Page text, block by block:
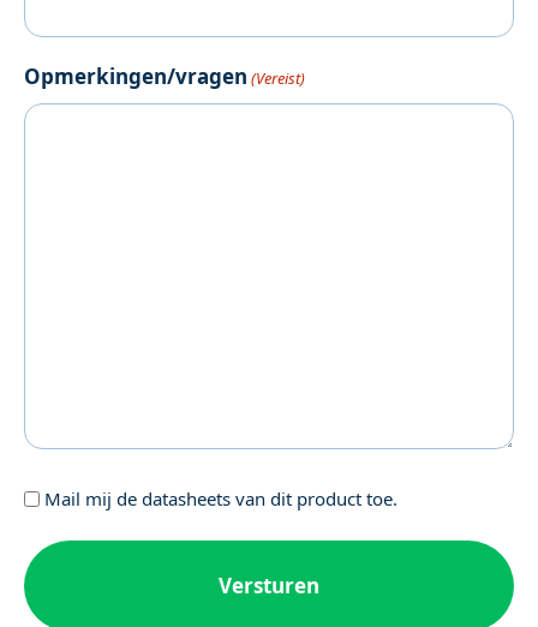
Opmerkingen/vragen (Vereist)
Geen
Mail mij de datasheets van dit product toe.